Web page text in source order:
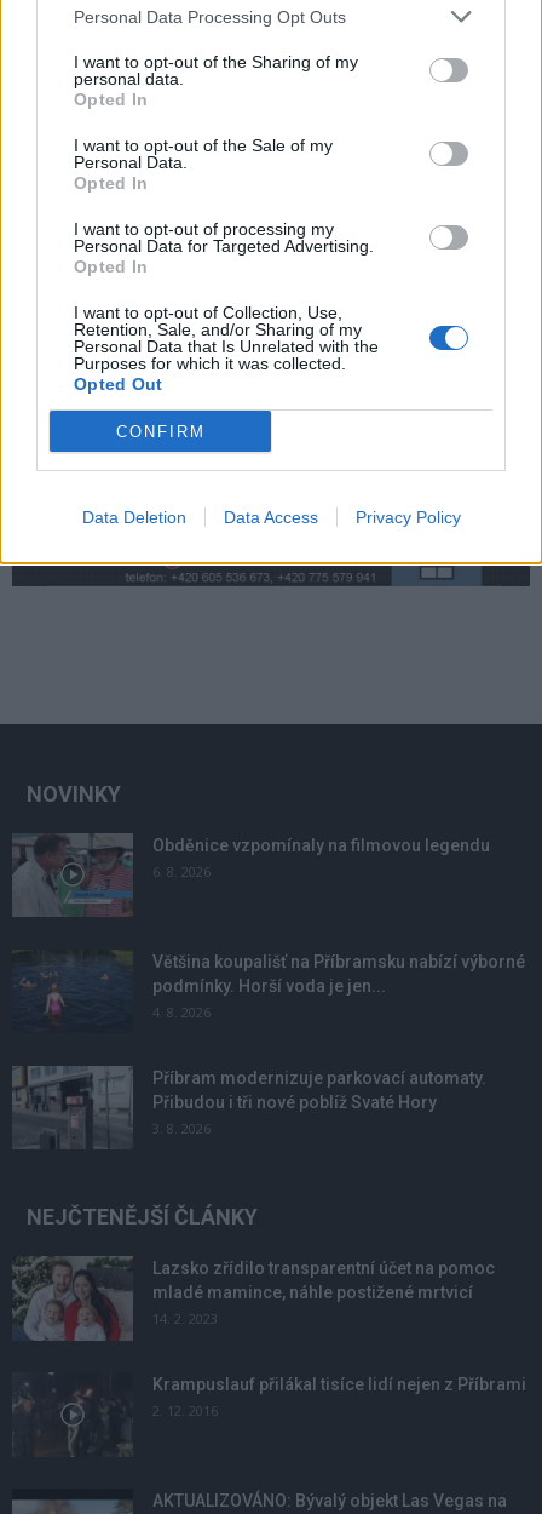
Personal Data Processing Opt Outs
I want to opt-out of the Sharing of my
personal data.
Opted In
I want to opt-out of the Sale of my
Personal Data.
Opted In
I want to opt-out of processing my
Personal Data for Targeted Advertising.
Opted In
I want to opt-out of Collection, Use,
Retention, Sale, and/or Sharing of my
Personal Data that Is Unrelated with the
Purposes for which it was collected.
Opted Out
CONFIRM
Data Deletion Data Access Privacy Policy
výborné podmínky. Horší voda je jen na
Zpravodajství
Příbram modernizuje parkovací automaty.
Zpravodajství
Středočeský kraj upravil pravidla soutěže.
Obce nově získají body i za předcházení
vzniku odpadu
NOVINKY
Obděnice vzpomínaly na filmovou legendu
6. 8. 2026
Většina koupališť na Příbramsku nabízí výborné
podmínky. Horší voda je jen...
4. 8. 2026
Příbram modernizuje parkovací automaty.
Přibudou i tři nové poblíž Svaté Hory
3. 8. 2026
NEJČTENĚJŠÍ ČLÁNKY
Lazsko zřídilo transparentní účet na pomoc
mladé mamince, náhle postižené mrtvicí
14. 2. 2023
Krampuslauf přilákal tisíce lidí nejen z Příbrami
2. 12. 2016
AKTUALIZOVÁNO: Bývalý objekt Las Vegas na